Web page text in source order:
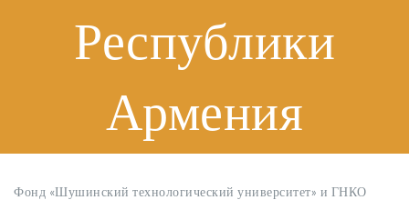
Республики
Армения
Фонд «Шушинский технологический университет» и ГНКО